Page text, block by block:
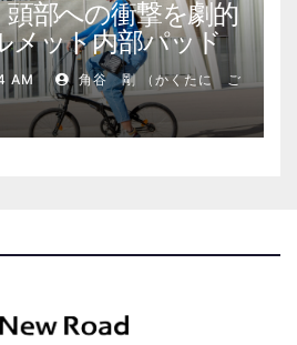
部への衝撃を劇的
メット内部パッド
AM
角谷 剛 （かくたに ご